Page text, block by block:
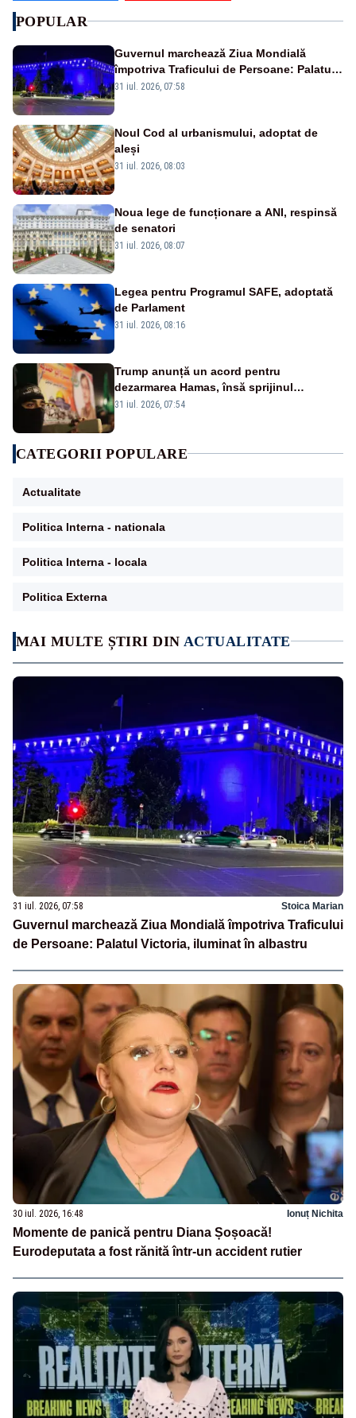
MAI MULTE ȘTIRI DIN ACTUALITATE
31 iul. 2026, 07:58 Stoica Marian
Guvernul marchează Ziua Mondială împotriva Traficului
de Persoane: Palatul Victoria, iluminat în albastru
30 iul. 2026, 16:48 Ionuț Nichita
Momente de panică pentru Diana Șoșoacă!
Eurodeputata a fost rănită într-un accident rutier
POPULAR
Guvernul marchează Ziua Mondială
împotriva Traficului de Persoane: Palatul
Victoria, iluminat în albastru
31 iul. 2026, 07:58
Noul Cod al urbanismului, adoptat de
aleși
31 iul. 2026, 08:03
Noua lege de funcționare a ANI, respinsă
de senatori
31 iul. 2026, 08:07
Legea pentru Programul SAFE, adoptată
de Parlament
31 iul. 2026, 08:16
Trump anunță un acord pentru
dezarmarea Hamas, însă sprijinul
Israelului rămâne incert
31 iul. 2026, 07:54
CATEGORII POPULARE
Actualitate
Politica Interna - nationala
Politica Interna - locala
Politica Externa